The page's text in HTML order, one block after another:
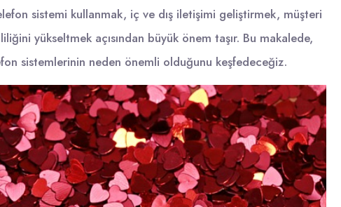
sistemi kullanmak, iç ve dış iletişimi geliştirmek, müşteri
yükseltmek açısından büyük önem taşır. Bu makalede,
sistemlerinin neden önemli olduğunu keşfedeceğiz.